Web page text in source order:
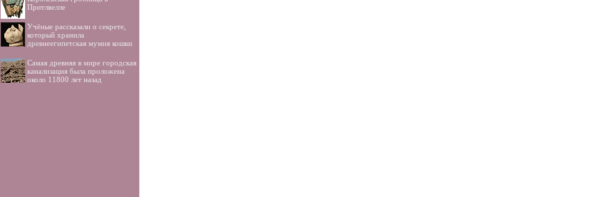
Притлвелле
Учёные рассказали о секрете,
который хранила
древнеегипетская мумия кошки
Самая древняя в мире городская
канализация была проложена
около 11800 лет назад